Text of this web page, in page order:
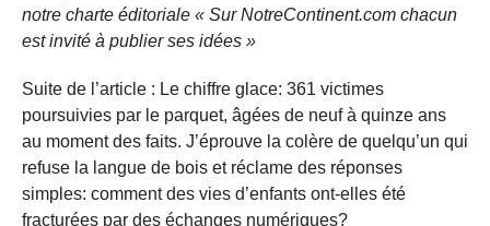
notre charte éditoriale « Sur NotreContinent.com chacun
est invité à publier ses idées »
Suite de l’article : Le chiffre glace: 361 victimes
poursuivies par le parquet, âgées de neuf à quinze ans
au moment des faits. J’éprouve la colère de quelqu’un qui
refuse la langue de bois et réclame des réponses
simples: comment des vies d’enfants ont-elles été
fracturées par des échanges numériques?